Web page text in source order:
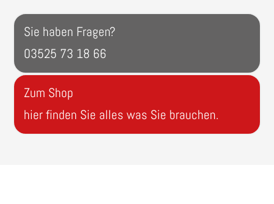
Sie haben Fragen?
03525 73 18 66
Zum Shop
hier finden Sie alles was Sie brauchen.